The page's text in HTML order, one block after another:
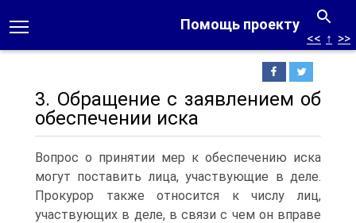
Помощь проекту
<< ↑ >>
3. Обращение с заявлением об
обеспечении иска
Вопрос о принятии мер к обеспечению иска
могут поставить лица, участвующие в деле.
Прокурор также относится к числу лиц,
участвующих в деле, в связи с чем он вправе